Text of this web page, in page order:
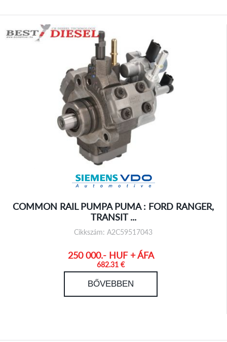
COMMON RAIL PUMPA PUMA : FORD RANGER,
TRANSIT ...
Cikkszám: A2C59517043
250 000.- HUF + ÁFA
682.31 €
BŐVEBBEN